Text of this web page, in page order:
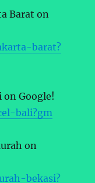
Barat on
barat?
on Google!
bali?gm
on
bekasi?